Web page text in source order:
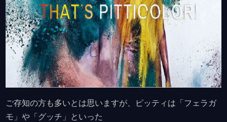
ご存知の方も多いとは思いますが、ピッティは「フェラガ
モ」や「グッチ」といった